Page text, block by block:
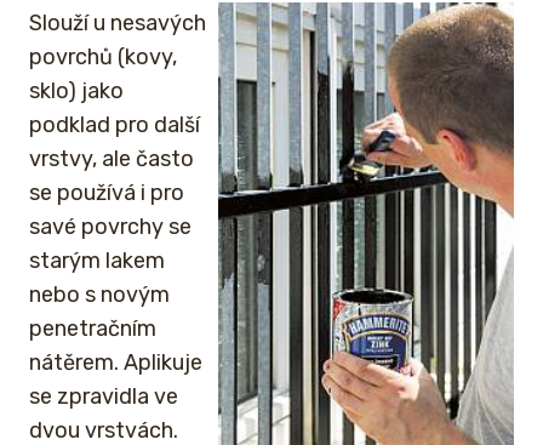
Slouží u nesavých
povrchů (kovy,
sklo) jako
podklad pro další
vrstvy, ale často
se používá i pro
savé povrchy se
starým lakem
nebo s novým
penetračním
nátěrem. Aplikuje
se zpravidla ve
dvou vrstvách.